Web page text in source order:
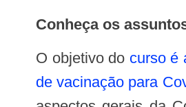
Conheça os
O objetivo do curso é
de vacinação para